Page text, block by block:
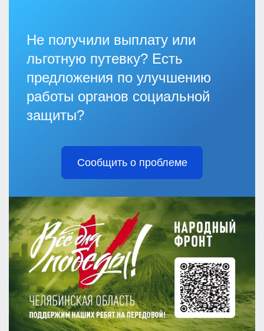
Не получили выплату или
льготную путевку? Есть
предложения по улучшению
работы органов социальной
защиты?
Сообщить о проблеме